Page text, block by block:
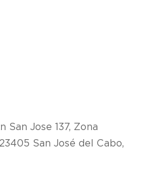
San Jose 137, Zona
San José del Cabo,